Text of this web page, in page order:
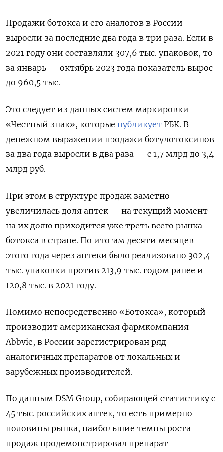
Продажи ботокса и его аналогов в России
выросли за последние два года в три раза. Если в
2021 году они составляли 307,6 тыс. упаковок, то
за январь — октябрь 2023 года показатель вырос
до 960,5 тыс.
Это следует из данных систем маркировки
«Честный знак», которые публикует РБК. В
денежном выражении продажи ботулотоксинов
за два года выросли в два раза — с 1,7 млрд до 3,4
млрд руб.
При этом в структуре продаж заметно
увеличилась доля аптек — на текущий момент
на их долю приходится уже треть всего рынка
ботокса в стране. По итогам десяти месяцев
этого года через аптеки было реализовано 302,4
тыс. упаковки против 213,9 тыс. годом ранее и
120,8 тыс. в 2021 году.
Помимо непосредственно «Ботокса», который
производит американская фармкомпания
Abbvie, в России зарегистрирован ряд
аналогичных препаратов от локальных и
зарубежных производителей.
По данным DSM Group, собирающей статистику с
45 тыс. российских аптек, то есть примерно
половины рынка, наибольшие темпы роста
продаж продемонстрировал препарат